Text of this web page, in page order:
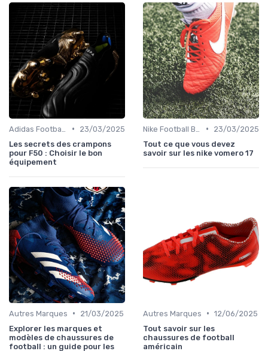
•
23/03/2025
Les secrets des crampons
pour F50 : Choisir le bon
équipement
•
23/03/2025
Tout ce que vous devez
savoir sur les nike vomero 17
Autres Marques •
21/03/2025
Explorer les marques et
modèles de chaussures de
football : un guide pour les
Autres Marques • 12/06/2025
Tout savoir sur les
chaussures de football
américain